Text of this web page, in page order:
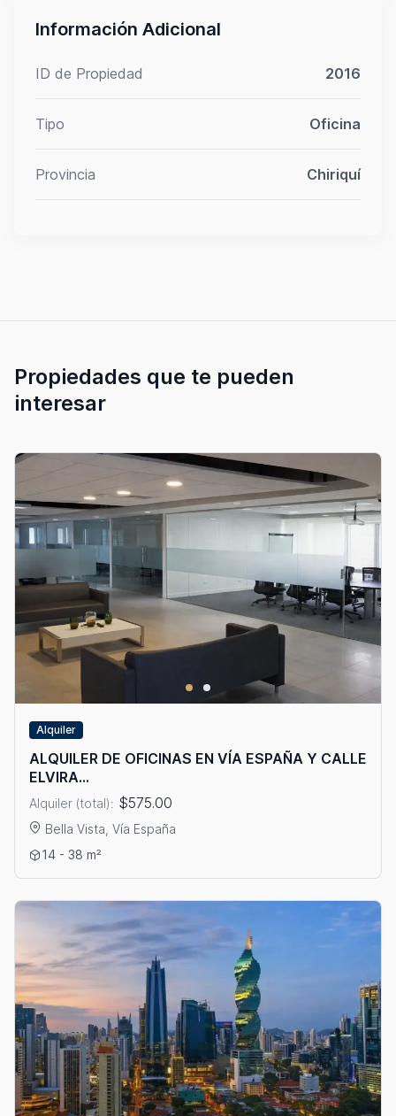
Información Adicional
ID de Propiedad 2016
Tipo Oficina
Provincia Chiriquí
Propiedades que te pueden
interesar
Alquiler
ALQUILER DE OFICINAS EN VÍA ESPAÑA Y CALLE
ELVIRA...
Alquiler (total): $575.00
Bella Vista, Vía España
Ver detalles: ALQUILER DE OFICINAS EN VÍA ESPAÑA Y CALLE
14 - 38 m²